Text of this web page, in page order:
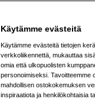
Käytämme evästeitä
Käytämme evästeitä tietojen
verkkoliikennettä, mukauttaa
omia että ulkopuolisten
personoimiseksi. Tavoitteemme
mahdollisen ostokokemuksen
inspiraatiota ja henkilökohtaisia